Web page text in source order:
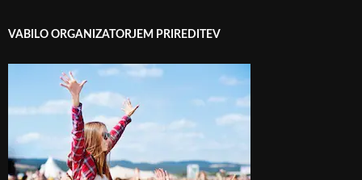
VABILO ORGANIZATORJEM PRIREDITEV